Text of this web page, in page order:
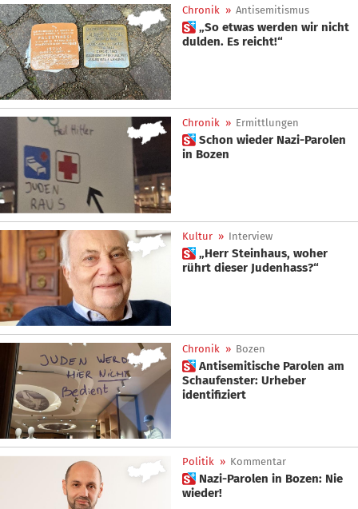
Chronik » Antisemitismus
 „So etwas werden wir nicht
dulden. Es reicht!“
Chronik » Ermittlungen
 Schon wieder Nazi-Parolen
in Bozen
Kultur » Interview
 „Herr Steinhaus, woher
rührt dieser Judenhass?“
Chronik » Bozen
 Antisemitische Parolen am
Schaufenster: Urheber
identifiziert
Politik » Kommentar
 Nazi-Parolen in Bozen: Nie
wieder!